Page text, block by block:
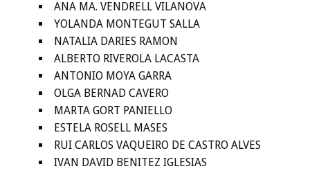
ANA MA. VENDRELL VILANOVA
YOLANDA MONTEGUT SALLA
NATALIA DARIES RAMON
ALBERTO RIVEROLA LACASTA
ANTONIO MOYA GARRA
OLGA BERNAD CAVERO
MARTA GORT PANIELLO
ESTELA ROSELL MASES
RUI CARLOS VAQUEIRO DE CASTRO ALVES
IVAN DAVID BENITEZ IGLESIAS